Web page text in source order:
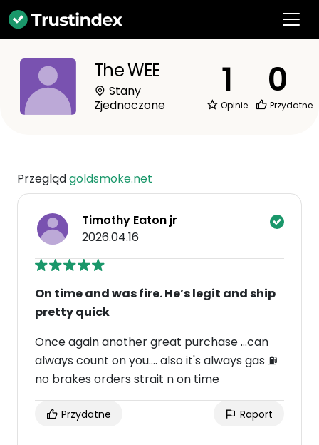
The WEE
Stany
Zjednoczone
1
Opinie
0
Przydatne
Przeglądgoldsmoke.net
Timothy Eaton jr
2026.04.16
On time and was fire. He’s legit and ship
pretty quick
Once again another great purchase ...can
always count on you.... also it's always gas ⛽️
no brakes orders strait n on time
Przydatne Raport